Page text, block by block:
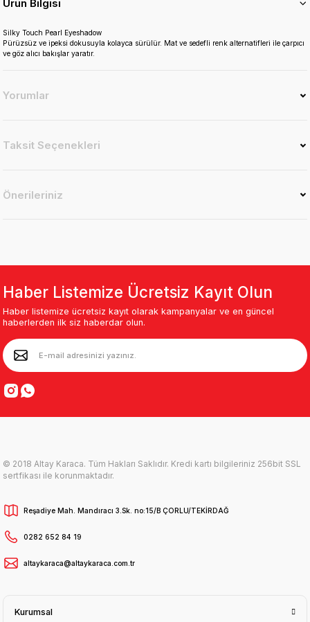
Ürün Bilgisi
Silky Touch Pearl Eyeshadow
Pürüzsüz ve ipeksi dokusuyla kolayca sürülür. Mat ve sedefli renk alternatifleri ile çarpıcı
ve göz alıcı bakışlar yaratır.
Yorumlar
Taksit Seçenekleri
Önerileriniz
Haber Listemize Ücretsiz Kayıt Olun
Haber listemize ücretsiz kayıt olarak kampanyalar ve en güncel
haberlerden ilk siz haberdar olun.
© 2018 Altay Karaca. Tüm Hakları Saklıdır. Kredi kartı bilgileriniz 256bit SSL
sertfikası ile korunmaktadır.
Reşadiye Mah. Mandıracı 3.Sk. no:15/B ÇORLU/TEKİRDAĞ
0282 652 84 19
altaykaraca@altaykaraca.com.tr
Kurumsal